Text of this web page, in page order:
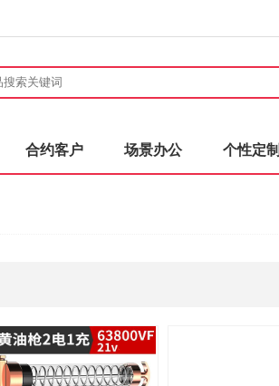
合约客户 场景办公 个性定制